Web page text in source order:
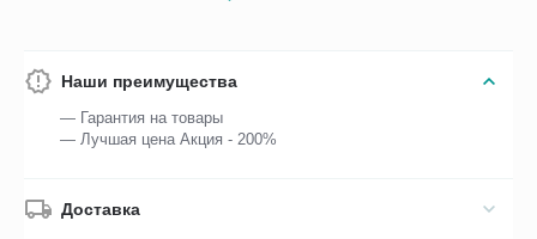
Наши преимущества
— Гарантия на товары
— Лучшая цена Акция - 200%
Доставка